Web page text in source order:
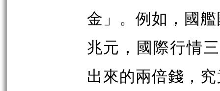
金」。例如，國
兆元，國際行情
出來的兩倍錢，